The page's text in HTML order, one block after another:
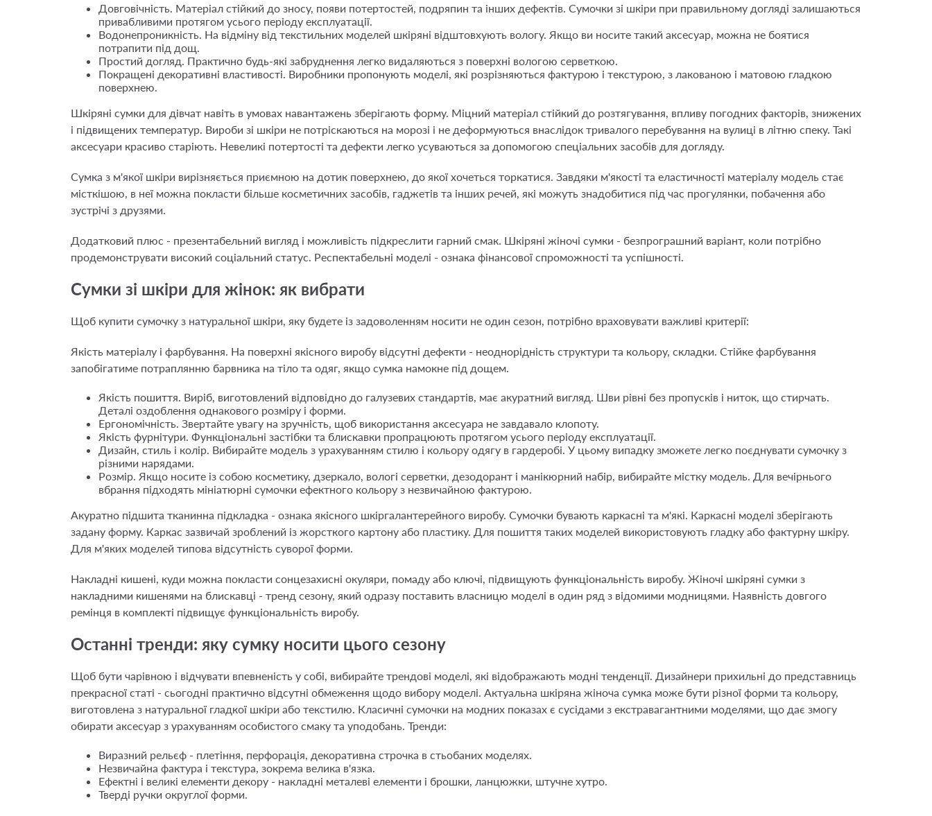
Довговічність. Матеріал стійкий до зносу, появи потертостей, подряпин та інших дефектів. Сумочки зі шкіри при правильному догляді залишаються
привабливими протягом усього періоду експлуатації.
Водонепроникність. На відміну від текстильних моделей шкіряні відштовхують вологу. Якщо ви носите такий аксесуар, можна не боятися
потрапити під дощ.
Простий догляд. Практично будь-які забруднення легко видаляються з поверхні вологою серветкою.
Покращені декоративні властивості. Виробники пропонують моделі, які розрізняються фактурою і текстурою, з лакованою і матовою гладкою
поверхнею.
Шкіряні сумки для дівчат навіть в умовах навантажень зберігають форму. Міцний матеріал стійкий до розтягування, впливу погодних факторів, знижених
і підвищених температур. Вироби зі шкіри не потріскаються на морозі і не деформуються внаслідок тривалого перебування на вулиці в літню спеку. Такі
аксесуари красиво старіють. Невеликі потертості та дефекти легко усуваються за допомогою спеціальних засобів для догляду.
Сумка з м'якої шкіри вирізняється приємною на дотик поверхнею, до якої хочеться торкатися. Завдяки м'якості та еластичності матеріалу модель стає
місткішою, в неї можна покласти більше косметичних засобів, гаджетів та інших речей, які можуть знадобитися під час прогулянки, побачення або
зустрічі з друзями.
Додатковий плюс - презентабельний вигляд і можливість підкреслити гарний смак. Шкіряні жіночі сумки - безпрограшний варіант, коли потрібно
продемонструвати високий соціальний статус. Респектабельні моделі - ознака фінансової спроможності та успішності.
Сумки зі шкіри для жінок: як вибрати
Щоб купити сумочку з натуральної шкіри, яку будете із задоволенням носити не один сезон, потрібно враховувати важливі критерії:
Якість матеріалу і фарбування. На поверхні якісного виробу відсутні дефекти - неоднорідність структури та кольору, складки. Стійке фарбування
запобігатиме потраплянню барвника на тіло та одяг, якщо сумка намокне під дощем.
Якість пошиття. Виріб, виготовлений відповідно до галузевих стандартів, має акуратний вигляд. Шви рівні без пропусків і ниток, що стирчать.
Деталі оздоблення однакового розміру і форми.
Ергономічність. Звертайте увагу на зручність, щоб використання аксесуара не завдавало клопоту.
Якість фурнітури. Функціональні застібки та блискавки пропрацюють протягом усього періоду експлуатації.
Дизайн, стиль і колір. Вибирайте модель з урахуванням стилю і кольору одягу в гардеробі. У цьому випадку зможете легко поєднувати сумочку з
різними нарядами.
Розмір. Якщо носите із собою косметику, дзеркало, вологі серветки, дезодорант і манікюрний набір, вибирайте містку модель. Для вечірнього
вбрання підходять мініатюрні сумочки ефектного кольору з незвичайною фактурою.
Акуратно підшита тканинна підкладка - ознака якісного шкіргалантерейного виробу. Сумочки бувають каркасні та м'які. Каркасні моделі зберігають
задану форму. Каркас зазвичай зроблений із жорсткого картону або пластику. Для пошиття таких моделей використовують гладку або фактурну шкіру.
Для м'яких моделей типова відсутність суворої форми.
Накладні кишені, куди можна покласти сонцезахисні окуляри, помаду або ключі, підвищують функціональність виробу. Жіночі шкіряні сумки з
накладними кишенями на блискавці - тренд сезону, який одразу поставить власницю моделі в один ряд з відомими модницями. Наявність довгого
ремінця в комплекті підвищує функціональність виробу.
Останні тренди: яку сумку носити цього сезону
Щоб бути чарівною і відчувати впевненість у собі, вибирайте трендові моделі, які відображають модні тенденції. Дизайнери прихильні до представниць
прекрасної статі - сьогодні практично відсутні обмеження щодо вибору моделі. Актуальна шкіряна жіноча сумка може бути різної форми та кольору,
виготовлена з натуральної гладкої шкіри або текстилю. Класичні сумочки на модних показах є сусідами з екстравагантними моделями, що дає змогу
обирати аксесуар з урахуванням особистого смаку та уподобань. Тренди:
Виразний рельєф - плетіння, перфорація, декоративна строчка в стьобаних моделях.
Незвичайна фактура і текстура, зокрема велика в'язка.
Ефектні і великі елементи декору - накладні металеві елементи і брошки, ланцюжки, штучне хутро.
Тверді ручки округлої форми.